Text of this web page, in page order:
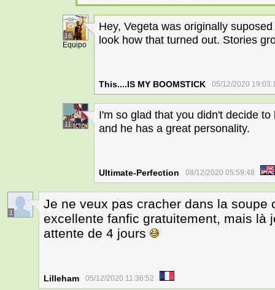
16
Equipo
Hey, Vegeta was originally
look how that turned out. Stories
This....IS MY BOOMSTICK 05/12/2020
11
I'm so glad that you didn't decide
and he has a great personality.
Ultimate-Perfection 08/12/2020 05:59:48
1
Je ne veux pas cracher dans la soupe
excellente fanfic gratuitement, mais là
attente de 4 jours
Lilleham 05/12/2020 11:36:52